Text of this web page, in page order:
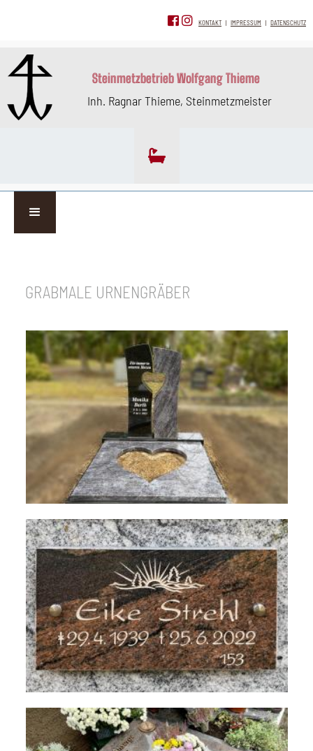
KONTAKT | IMPRESSUM | DATENSCHUTZ
Steinmetzbetrieb Wolfgang Thieme
Inh. Ragnar Thieme, Steinmetzmeister

GRABMALE URNENGRÄBER